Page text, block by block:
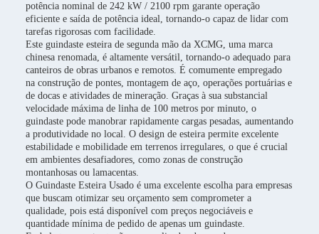
potência nominal de 242 kW / 2100 rpm garante operação
eficiente e saída de potência ideal, tornando-o capaz de lidar com
tarefas rigorosas com facilidade.
Este guindaste esteira de segunda mão da XCMG, uma marca
chinesa renomada, é altamente versátil, tornando-o adequado para
canteiros de obras urbanos e remotos. É comumente empregado
na construção de pontes, montagem de aço, operações portuárias e
de docas e atividades de mineração. Graças à sua substancial
velocidade máxima de linha de 100 metros por minuto, o
guindaste pode manobrar rapidamente cargas pesadas, aumentando
a produtividade no local. O design de esteira permite excelente
estabilidade e mobilidade em terrenos irregulares, o que é crucial
em ambientes desafiadores, como zonas de construção
montanhosas ou lamacentas.
O Guindaste Esteira Usado é uma excelente escolha para empresas
que buscam otimizar seu orçamento sem comprometer a
qualidade, pois está disponível com preços negociáveis e
quantidade mínima de pedido de apenas um guindaste.